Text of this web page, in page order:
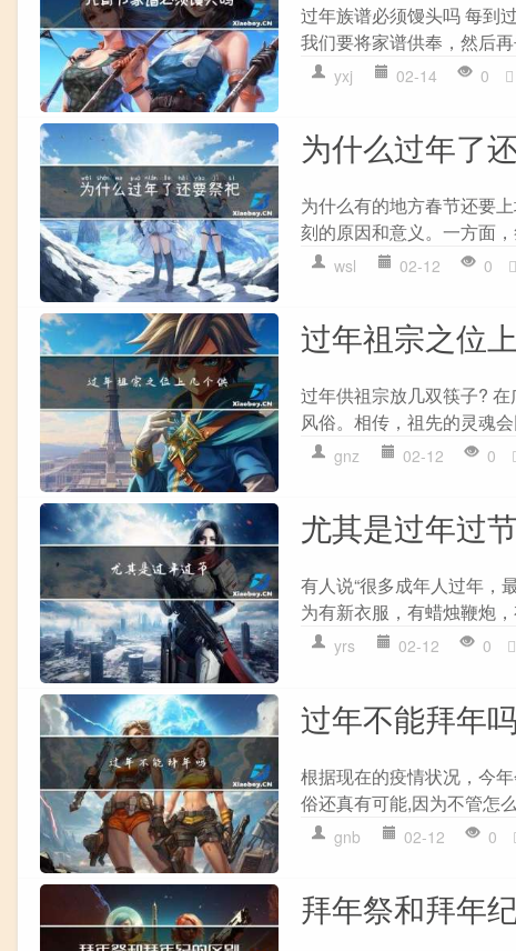
过年族谱必须馒头吗 每到
我们要将家谱供奉，然后
yxj 02-14 0
为什么过年了
为什么有的地方春节还要
刻的原因和意义。一方面
wsl 02-12 0
过年祖宗之位
过年供祖宗放几双筷子?
风俗。相传，祖先的灵魂
gnz 02-12 0
尤其是过年过节
有人说“很多成年人过年，
为有新衣服，有蜡烛鞭炮
yrs 02-12 0
过年不能拜年吗
根据现在的疫情状况，今
俗还真有可能,因为不管怎
gnb 02-12 0
拜年祭和拜年